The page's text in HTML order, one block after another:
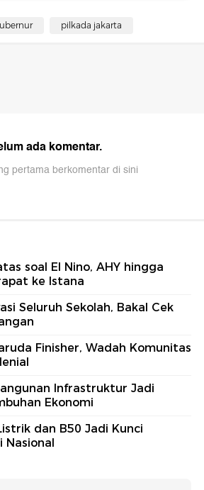
pilkada jakarta
ada komentar.
pertama berkomentar di sini
soal El Nino, AHY hingga
ke Istana
Seluruh Sekolah, Bakal Cek
Finisher, Wadah Komunitas
Infrastruktur Jadi
Ekonomi
dan B50 Jadi Kunci
Nasional